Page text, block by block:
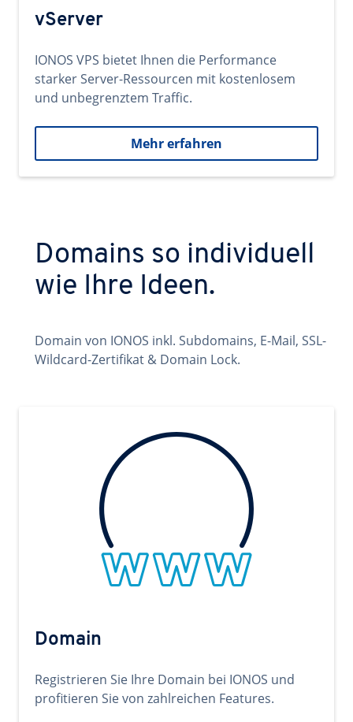
vServer
IONOS VPS bietet Ihnen die Performance
starker Server-Ressourcen mit kostenlosem
und unbegrenztem Traffic.
Mehr erfahren
Domains so individuell
wie Ihre Ideen.
Domain von IONOS inkl. Subdomains, E-Mail, SSL-
Wildcard-Zertifikat & Domain Lock.
Domain
Registrieren Sie Ihre Domain bei IONOS und
profitieren Sie von zahlreichen Features.